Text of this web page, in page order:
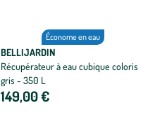
Économe en eau
BELLIJARDIN
Récupérateur à eau cubique coloris
gris - 350 L
149,00 €